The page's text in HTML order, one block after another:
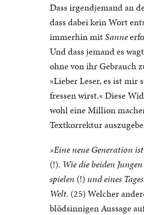
Dass irgendjemand an
dass dabei kein Wort
immerhin mitSanne
Und dass jemand es
ohne von ihr Gebrauch
»Lieber Leser, es ist mir
fressen wirst.« Diese
wohl eine Million
Textkorrektur
»Eine neue Generation
(!). Wie die beiden
spielen (!) und eines
Welt. (25) Welcher
blödsinnigen Aussage